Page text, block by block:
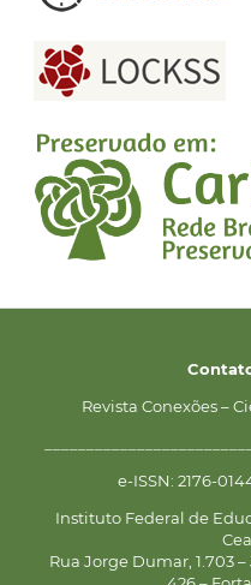
Revista Conexões –
e-ISSN: 2176-
Instituto Federal de
Rua Jorge Dumar, 1.703